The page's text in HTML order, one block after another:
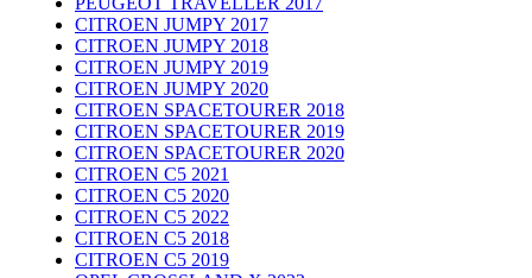
CITROEN JUMPY 2017
CITROEN JUMPY 2018
CITROEN JUMPY 2019
CITROEN JUMPY 2020
CITROEN SPACETOURER 2018
CITROEN SPACETOURER 2019
CITROEN SPACETOURER 2020
CITROEN C5 2021
CITROEN C5 2020
CITROEN C5 2022
CITROEN C5 2018
CITROEN C5 2019